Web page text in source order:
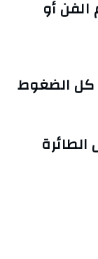
الفن أو
كل الضغوط